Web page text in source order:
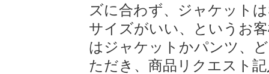
ズに合わず、ジャケット
サイズがいい、というお
はジャケットかパンツ、
ただき、商品リクエスト